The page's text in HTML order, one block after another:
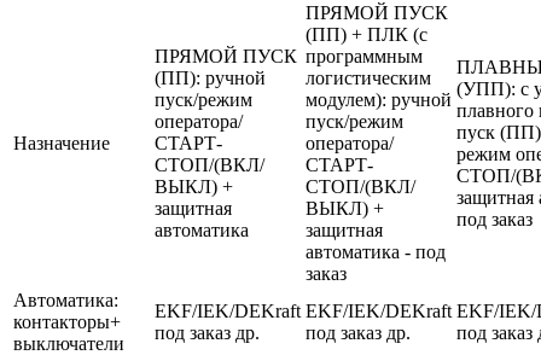
Назначение
ПРЯМОЙ ПУСК
(ПП): ручной
пуск/режим
оператора/
СТАРТ-
СТОП/(ВКЛ/
ВЫКЛ) +
защитная
автоматика
ПРЯМОЙ ПУСК
(ПП) + ПЛК (с
программным
логистическим
модулем): ручной
пуск/режим
оператора/
СТАРТ-
СТОП/(ВКЛ/
ВЫКЛ) +
защитная
автоматика - под
заказ
(УПП): с
плавного
пуск
режим
СТОП/
защитная
под заказ
Автоматика:
контакторы+
выключатели
EKF/IEK/DEKraft
под заказ др.
EKF/IEK/DEKraft
под заказ др.
EKF/IEK/
под заказ